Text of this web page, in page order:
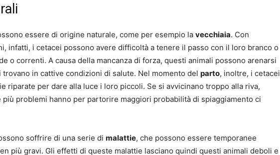
essere di origine naturale, come per esempio la vecchiaia. Con
infatti, i cetacei possono avere difficoltà a tenere il passo con il loro branco o
o correnti. A causa della mancanza di forza, questi animali possono arenarsi
trovano in cattive condizioni di salute. Nel momento del parto, inoltre, i cetacei
riparate per dare alla luce i loro piccoli. Se si avvicinano troppo alla riva,
più problemi hanno per partorire maggiori probabilità di spiaggiamento ci
soffrire di una serie di malattie, che possono essere temporanee
più gravi. Gli effetti di queste malattie lasciano quindi questi animali deboli e